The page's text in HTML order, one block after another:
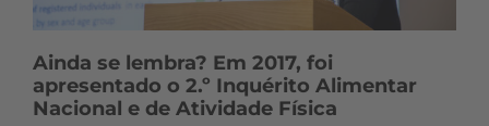
Ainda se lembra? Em 2017, foi
apresentado o 2.º Inquérito Alimentar
Nacional e de Atividade Física